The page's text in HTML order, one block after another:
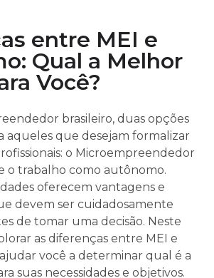
entre MEI e
Qual a Melhor
Você?
brasileiro, duas opções
aqueles que desejam formalizar
o Microempreendedor
o trabalho como autônomo.
oferecem vantagens e
devem ser cuidadosamente
de tomar uma decisão. Neste
as diferenças entre MEI e
você a determinar qual é a
suas necessidades e objetivos.